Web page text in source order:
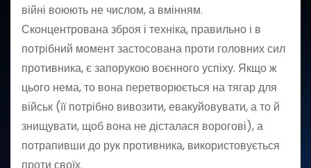
війні воюють не числом, а вмінням.
Сконцентрована зброя і техніка, правильно і в
потрібний момент застосована проти головних сил
противника, є запорукою воєнного успіху. Якщо ж
цього нема, то вона перетворюється на тягар для
військ (її потрібно вивозити, евакуйовувати, а то й
знищувати, щоб вона не дісталася ворогові), а
потрапивши до рук противника, використовується